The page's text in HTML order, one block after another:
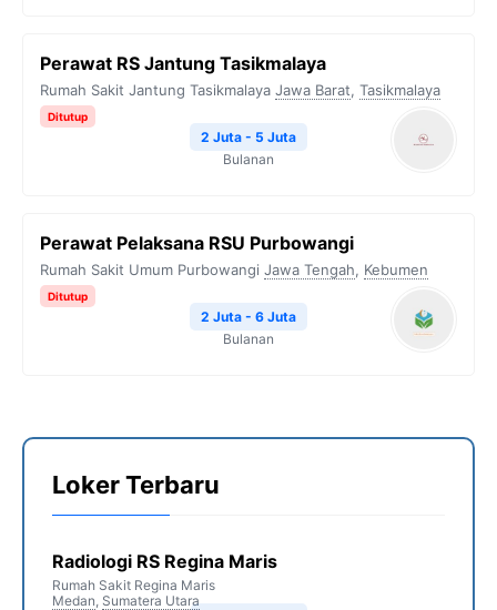
Perawat RS Jantung Tasikmalaya
Rumah Sakit Jantung Tasikmalaya Jawa Barat, Tasikmalaya
Ditutup
2 Juta - 5 Juta
Bulanan
Perawat Pelaksana RSU Purbowangi
Rumah Sakit Umum Purbowangi Jawa Tengah, Kebumen
Ditutup
2 Juta - 6 Juta
Bulanan
Loker Terbaru
Radiologi RS Regina Maris
Rumah Sakit Regina Maris
Medan, Sumatera Utara